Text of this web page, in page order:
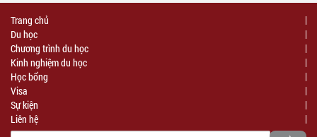
Trang chủ
Du học
Chương trình du học
Kinh nghiệm du học
Học bổng
Visa
Sự kiện
Liên hệ